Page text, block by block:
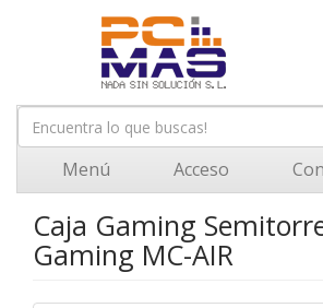
Menú Acceso
Caja Gaming
Gaming MC-AIR